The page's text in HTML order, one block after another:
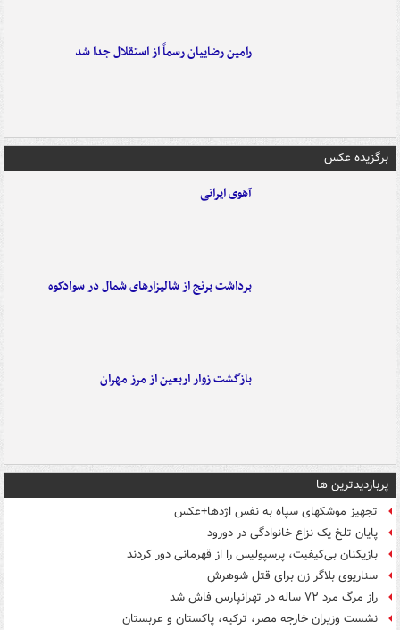
رامین رضاییان رسماً از استقلال جدا شد
برگزیده عکس
آهوی ایرانی
برداشت برنج از شالیزارهای شمال در سوادکوه
بازگشت زوار اربعین از مرز مهران
پربازدیدترین ها
تجهیز موشکهای سپاه به نفس اژدها+عکس
پایان تلخ یک نزاع خانوادگی در دورود
بازیکنان بی‌کیفیت، پرسپولیس را از قهرمانی دور کردند
سناریوی بلاگر زن برای قتل شوهرش
راز مرگ مرد ۷۲ ساله در تهرانپارس فاش شد
نشست وزیران خارجه مصر، ترکیه، پاکستان و عربستان